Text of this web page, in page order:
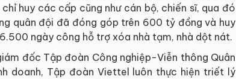
huy các cấp cũng như cán bộ, chiến sĩ, qua đó
quân đội đã đóng góp trên 600 tỷ đồng và huy
ngày công hỗ trợ xóa nhà tạm, nhà dột nát.
đốc Tập đoàn Công nghiệp-Viễn thông Quân
doanh, Tập đoàn Viettel luôn thực hiện triết lý